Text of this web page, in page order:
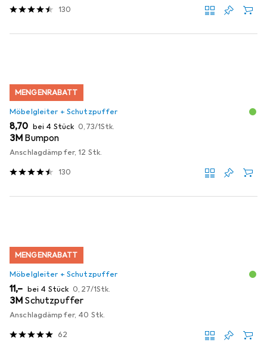
130
MENGENRABATT
Möbelgleiter + Schutzpuffer
EUR
8,70 bei 4 Stück EUR
0,73/1Stk.
3M Bumpon
Anschlagdämpfer, 12 Stk.
130
MENGENRABATT
Möbelgleiter + Schutzpuffer
EUR
11,– bei 4 Stück EUR
0,27/1Stk.
3M Schutzpuffer
Anschlagdämpfer, 40 Stk.
62